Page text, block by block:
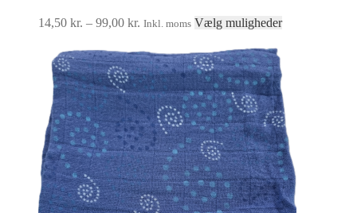
14,50 kr. – 99,00 kr. Prisinterval:
til
99,00 kr.
Inkl. moms Vælg mulighederDette
varianter.
Mulighederne
kan
vælges
på
varesiden